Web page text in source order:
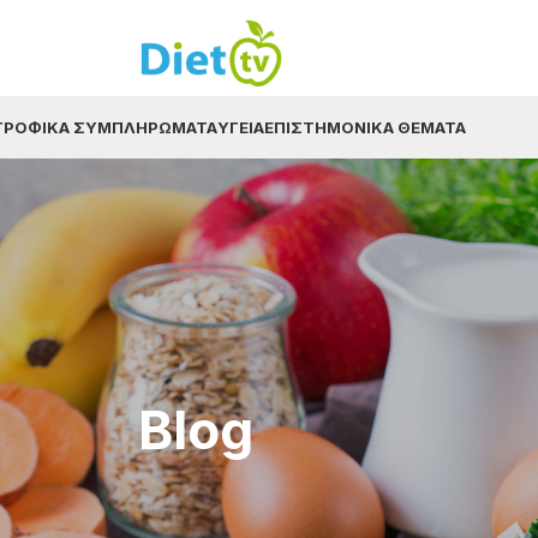
ΣΥΜΠΛΗΡΏΜΑΤΑΥΓΕΊΑΕΠΙΣΤΗΜΟΝΙΚΆ ΘΈΜΑΤΑ
Blog